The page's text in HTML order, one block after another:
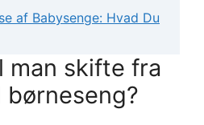
af Babysenge: Hvad Du
man skifte fra